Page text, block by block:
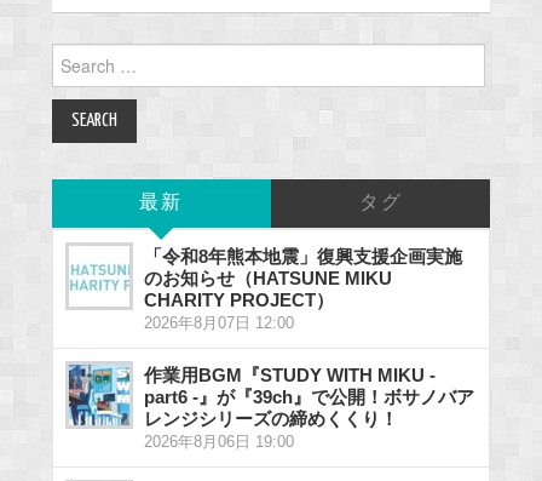
for:
最新 タグ
「令和8年熊本地震」復興支援企画実施
のお知らせ（HATSUNE MIKU
CHARITY PROJECT）
2026年8月07日 12:00
作業用BGM『STUDY WITH MIKU -
part6 -』が『39ch』で公開！ボサノバア
レンジシリーズの締めくくり！
2026年8月06日 19:00